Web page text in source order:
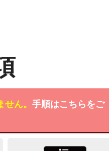
ん。 手順はこちらをご